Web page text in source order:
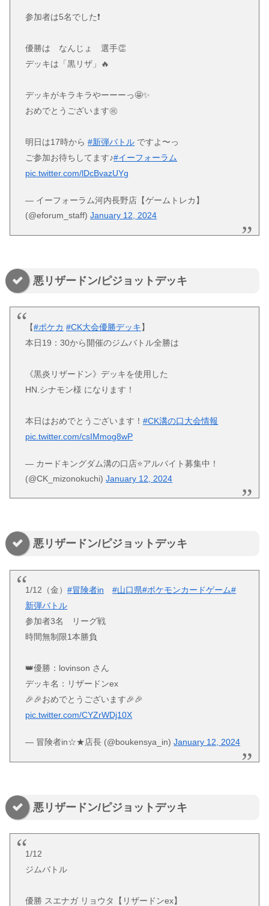
参加者は5名でした❗️
優勝は なんじょ 選手👏
デッキは「黒リザ」🔥
デッキがキラキラやーーーっ🤩✨
おめでとうございます㊗️
明日は17時から#新弾バトル ですよ〜っ
ご参加お待ちしてます♪#イーフォーラム
pic.twitter.com/lDcBvazUYg
— イーフォーラム河内長野店【ゲームトレカ】
(@eforum_staff)January 12, 2024
悪リザードン/ピジョットデッキ
【#ポケカ #CK大会優勝デッキ】
本日19：30から開催のジムバトル全勝は
《黒炎リザードン》デッキを使用した
HN.シナモン様 になります！
本日はおめでとうございます！#CK溝の口大会情報
pic.twitter.com/csIMmog8wP
— カードキングダム溝の口店⭐️アルバイト募集中！
(@CK_mizonokuchi)January 12, 2024
悪リザードン/ピジョットデッキ
1/12（金）#冒険者in #山口県#ポケモンカードゲーム#
新弾バトル
参加者3名 リーグ戦
時間無制限1本勝負
👑優勝：lovinson さん
デッキ名：リザードンex
🎉🎉おめでとうございます🎉🎉
pic.twitter.com/CYZrWDj10X
— 冒険者in☆★店長 (@boukensya_in)January 12, 2024
悪リザードン/ピジョットデッキ
1/12
ジムバトル
優勝 スエナガ リョウタ【リザードンex】